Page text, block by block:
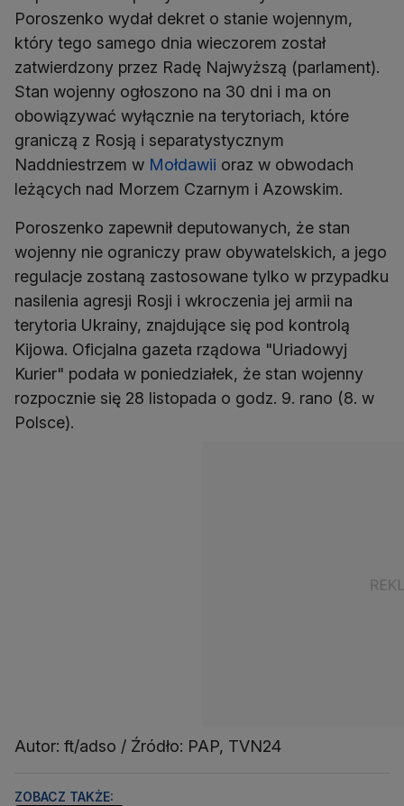
Poroszenko wydał dekret o stanie wojennym,
który tego samego dnia wieczorem został
zatwierdzony przez Radę Najwyższą (parlament).
Stan wojenny ogłoszono na 30 dni i ma on
obowiązywać wyłącznie na terytoriach, które
graniczą z Rosją i separatystycznym
Naddniestrzem w Mołdawii oraz w obwodach
leżących nad Morzem Czarnym i Azowskim.
Poroszenko zapewnił deputowanych, że stan
wojenny nie ograniczy praw obywatelskich, a jego
regulacje zostaną zastosowane tylko w przypadku
nasilenia agresji Rosji i wkroczenia jej armii na
terytoria Ukrainy, znajdujące się pod kontrolą
Kijowa. Oficjalna gazeta rządowa "Uriadowyj
Kurier" podała w poniedziałek, że stan wojenny
rozpocznie się 28 listopada o godz. 9. rano (8. w
Polsce).
Autor: ft/adso / Źródło: PAP, TVN24
ZOBACZ TAKŻE: